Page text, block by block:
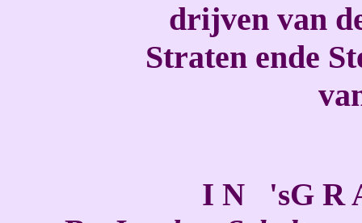
drijven van
Straten ende
I N 'sG R